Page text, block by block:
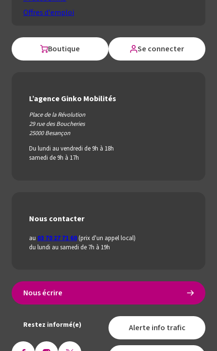
Offres d'emploi
Boutique Se connecter
L’agence Ginko Mobilités
Place de la Révolution
29 rue des Boucheries
25000 Besançon
Du lundi au vendredi de 9h à 18h
samedi de 9h à 17h
Nous contacter
au 03 70 27 71 60 (prix d'un appel local)
du lundi au samedi de 7h à 19h
Nous écrire
Restez informé(e) Alerte info trafic